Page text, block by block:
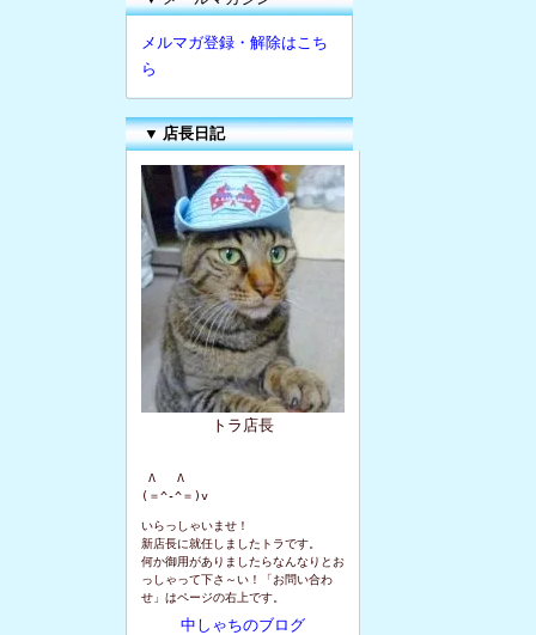
メルマガ登録・解除はこち
ら
▼ 店長日記
トラ店長
Λ   Λ
(＝^-^＝)v
いらっしゃいませ！
新店長に就任しましたトラです。
何か御用がありましたらなんなりとお
っしゃって下さ～い！「お問い合わ
せ」はページの右上です。
中しゃちのブログ